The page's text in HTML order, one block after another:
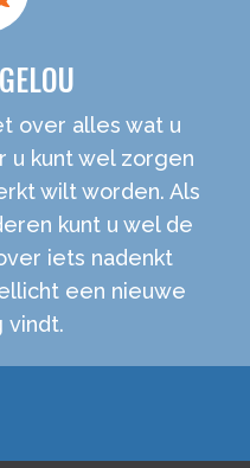
over alles wat u
u kunt wel zorgen
wilt worden. Als
kunt u wel de
iets nadenkt
een nieuwe
vindt.